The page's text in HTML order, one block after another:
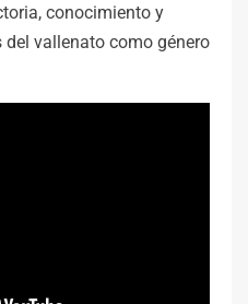
conocimiento y
vallenato como género